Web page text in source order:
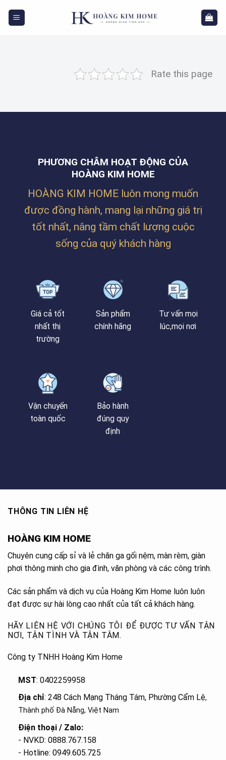
Rate this page
PHƯƠNG CHÂM HOẠT ĐỘNG CỦA
HOÀNG KIM HOME
HOÀNG KIM HOME luôn mong muốn
được đồng hành, mang lại những giá trị
tốt nhất, nâng tầm chất lượng cuộc
sống của quý khách hàng
Giá cả tốt
nhất thị
trường
Sản phẩm
chính hãng
Tư vấn mọi
lúc,mọi nơi
Vận chuyển
toàn quốc
Bảo hành
đúng quy
định
THÔNG TIN LIÊN HỆ
HOÀNG KIM HOME
Chuyên cung cấp sỉ và lẻ chăn ga gối nệm, màn rèm, giàn
phơi thông minh cho gia đình, văn phòng và các công trình.
Các sản phẩm và dịch vụ của Hoàng Kim Home luôn luôn
đạt được sự hài lòng cao nhất của tất cả khách hàng.
HÃY LIÊN HỆ VỚI CHÚNG TÔI ĐỂ ĐƯỢC TƯ VẤN TẬN
NƠI, TẬN TÌNH VÀ TẬN TÂM.
Công ty TNHH Hoàng Kim Home
MST: 0402259958
Địa chỉ: 248 Cách Mạng Tháng Tám, Phường Cẩm Lệ,
Thành phố Đà Nẵng, Việt Nam
Điện thoại / Zalo:
- NVKD: 0888.767.158
- Hotline: 0949.605.725